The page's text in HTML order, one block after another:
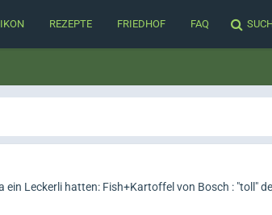
REZEPTE FRIEDHOF FAQ
Leckerli hatten: Fish+Kartoffel von Bosch : "toll"